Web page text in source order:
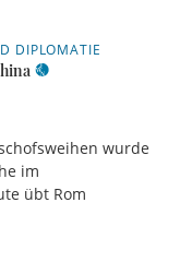
DIPLOMATIE
wurde
im
übt Rom